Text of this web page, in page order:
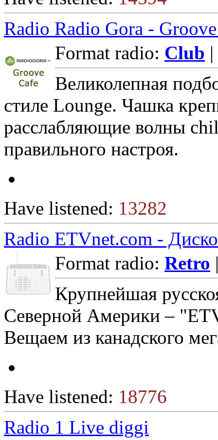
Radio Radio Gora -
Format radio: Club
Великолепная
стиле Lounge. Чашка
расслабляющие волны
правильного настроя.
Have listened: 13282
Radio ETVnet.com -
Format radio: Retro
Крупнейшая
Северной Америки –
Вещаем из канадского
Have listened: 18776
Radio 1 Live diggi